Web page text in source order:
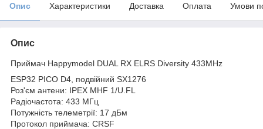
Опис Характеристики Доставка Оплата Умови
Опис
Приймач Happymodel DUAL RX ELRS Diversity 433MHz
ESP32 PICO D4, подвійний SX1276
Роз'єм антени: IPEX MHF 1/U.FL
Радіочастота: 433 МГц
Потужність телеметрії: 17 дБм
Протокол приймача: CRSF